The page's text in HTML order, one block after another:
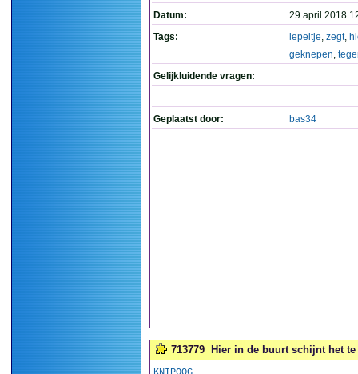
Datum:
29 april 2018
Tags:
lepeltje, zegt,
geknepen,
Gelijkluidende vragen:
Geplaatst door: bas34
713779 Hier in de buurt schijnt het te